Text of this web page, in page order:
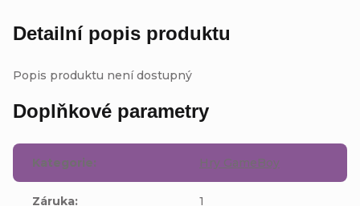
Detailní popis produktu
Popis produktu není dostupný
Doplňkové parametry
Kategorie: Hry GameBoy
Záruka: 1